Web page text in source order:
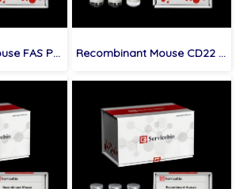
Recombinant Mouse FAS Protein (His-tag) Recombinant Mouse CD22 Protein (His-tag)